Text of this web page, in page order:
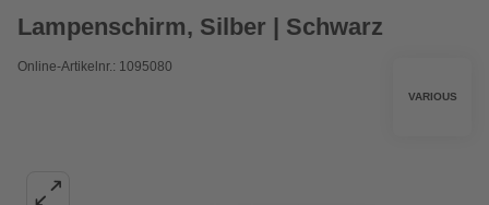
Lampenschirm, Silber | Schwarz
Online-Artikelnr.: 1095080
VARIOUS